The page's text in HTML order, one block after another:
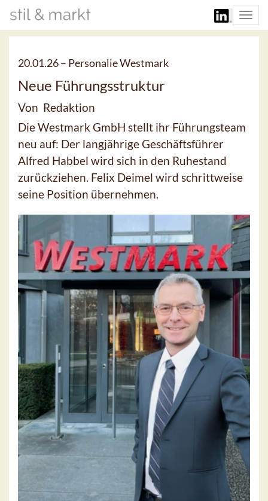
20.01.26 – Personalie Westmark
Neue Führungsstruktur
Von Redaktion
Die Westmark GmbH stellt ihr Führungsteam
neu auf: Der langjährige Geschäftsführer
Alfred Habbel wird sich in den Ruhestand
zurückziehen. Felix Deimel wird schrittweise
seine Position übernehmen.